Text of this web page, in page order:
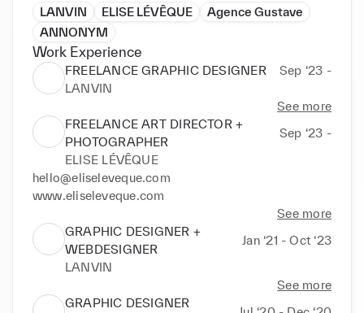
Enfant du numérique, je suis toujours à la recherche
de nouvelles tendances et influences qui pourraient
enrichir mon travail. Je surveille constamment les
réseaux sociaux et m'inspire des magazines créatifs.
Je me nourris de tout : cinéma, musique,
architecture, design, objets, opéra, théâtre, odeurs,
couleurs.
Après une première expérience marquante de 3 ans
de me lancer en freelance pour une nouvelle
aventure professionnelle.
J'ai travaillé essentiellement pour la partie digitale et
la direction artistique des shootings e-commerce.
- Direction Artistique
LANVIN ELISE LÉVÊQUE
Agence Gustave
ANNONYM
Work Experience
FREELANCE GRAPHIC DESIGNER
Sep ‘23 -
LANVIN
See more
FREELANCE ART DIRECTOR +
PHOTOGRAPHER
Sep ‘23 -
ELISE LÉVÊQUE
hello@eliseleveque.com
www.eliseleveque.com
See more
GRAPHIC DESIGNER +
WEBDESIGNER
Jan ‘21 - Oct ‘23
LANVIN
See more
GRAPHIC DESIGNER